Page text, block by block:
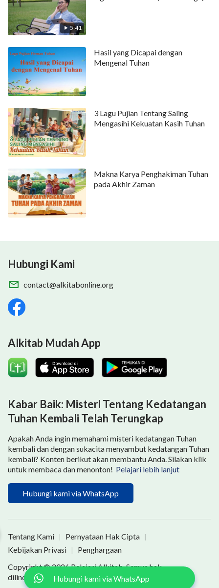
Kelaparan atau tulah tak 'kan menyentuhmu.
Kau 'kan berjalan bersama Tuhan
masuk ke dalam kemuliaan.
Roh bicara k'pada jemaat.
Siapa bert'linga, dengarlah!
Semua yang hidup, t'rimalah!
Makan dan minum firman-Nya,
dan jangan ragu tentangnya.
Mereka yang taat firman-Nya
'kan t'rima berkat besar, berkat besar.
5:41
Hasil yang Dicapai dengan
Mengenal Tuhan
3 Lagu Pujian Tentang Saling
Mengasihi Kekuatan Kasih Tuhan
Makna Karya Penghakiman Tuhan
pada Akhir Zaman
Hubungi Kami
contact@alkitabonline.org
Alkitab Mudah App
Kabar Baik: Misteri Tentang Kedatangan
Tuhan Kembali Telah Terungkap
Apakah Anda ingin memahami misteri kedatangan Tuhan
kembali dan dengan sukacita menyambut kedatangan Tuhan
kembali? Konten berikut akan membantu Anda. Silakan klik
untuk membaca dan menonton! Pelajari lebih lanjut
Hubungi kami via WhatsApp
Tentang Kami | Pernyataan Hak Cipta |
Kebijakan Privasi |
Penghargaan
Copyright © 2026Pelajari Alkitab. Semua hak
dilindungi undang-undang.Hubungi kami via WhatsApp